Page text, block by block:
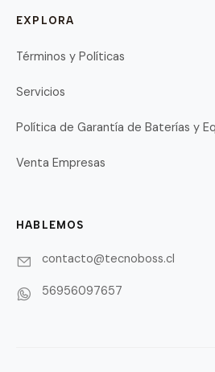
EXPLORA
Términos y Políticas
Servicios
Política de Garantía de Baterías y
Venta Empresas
HABLEMOS
contacto@tecnoboss.cl
56956097657